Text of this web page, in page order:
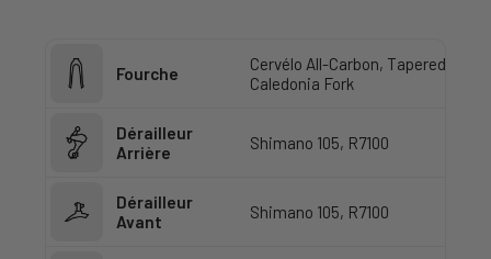
Fourche
Cervélo All-Carbon, Tapered
Caledonia Fork
Dérailleur
Arrière
Shimano 105, R7100
Dérailleur
Avant
Shimano 105, R7100